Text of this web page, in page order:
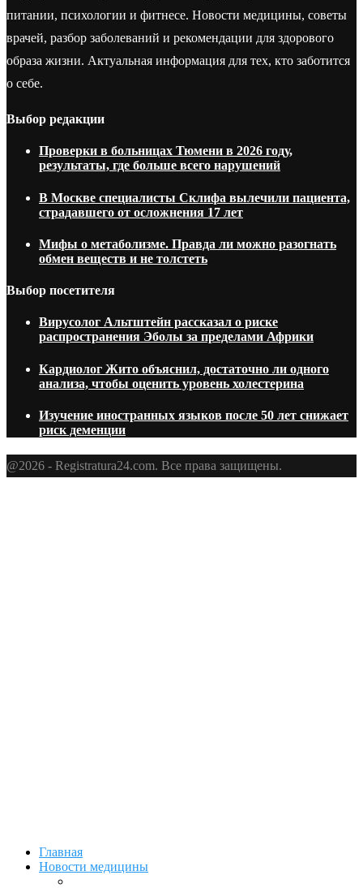
питании, психологии и фитнесе. Новости медицины, советы
врачей, разбор заболеваний и рекомендации для здорового
образа жизни. Актуальная информация для тех, кто заботится
о себе.
Выбор редакции
Проверки в больницах Тюмени в 2026 году,
результаты, где больше всего нарушений
В Москве специалисты Склифа вылечили пациента,
страдавшего от осложнения 17 лет
Мифы о метаболизме. Правда ли можно разогнать
обмен веществ и не толстеть
Выбор посетителя
Вирусолог Альтштейн рассказал о риске
распространения Эболы за пределами Африки
Кардиолог Жито объяснил, достаточно ли одного
анализа, чтобы оценить уровень холестерина
Изучение иностранных языков после 50 лет снижает
риск деменции
@2026 - Registratura24.com. Все права защищены.
Главная
Новости медицины